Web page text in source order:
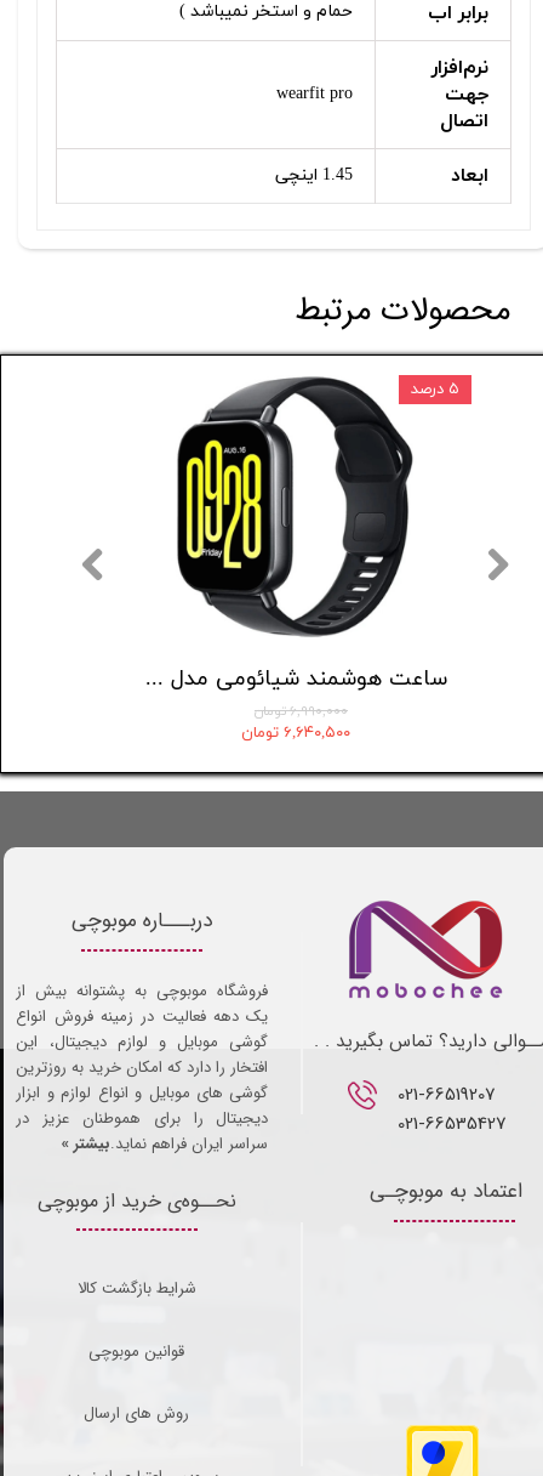
برابر اب
حمام و استخر نمیباشد )
نرم‌افزار
جهت
اتصال
wearfit pro
ابعاد 1.45 اینچی
محصولات مرتبط
ساعت هوشمند شیائومی مدل Redmi Watch 5 Active
۶,۹۹۰,۰۰۰ تومان
۶,۶۴۰,۵۰۰ تومان
۵ درصد
021-66519207​​​​​​​
021-66535427
دارید؟ تماس بگیرید . .
نحــوه‌ی خرید از موبوچی
شرایط بازگشت کالا
قوانین موبوچی
روش های ارسال
اعتماد به موبوچـی
دربـــاره موبوچی
فروشگاه موبوچی به پشتوانه بیش از
یک دهه فعالیت در زمینه فروش انواع
گوشی موبایل و لوازم دیجیتال، این
افتخار را دارد که امکان خرید به روزترین
گوشی های موبایل و انواع لوازم و ابزار
دیجیتال را برای هموطنان عزیز در
سراسر ایران فراهم نماید.بیشتر »